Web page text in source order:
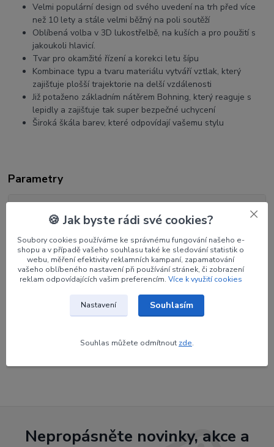
Velmi populární design od svého uvedení na trh před více
než 10 lety a stále velmi běžný na poli soutěží
Oblíbená volba v 3D lukostřelbě, na kuších a pro použití s ​​
jakoukoli hlavicí.
Tvar pro okamžité řízení a korekci letu šípu
Kombinace typu a tvaru materiálu vytváří vztlak, který
zajišťuje plošší trajektorie na delší vzdálenosti
Již potaženo základním nátěrem Bohning, který reaguje s
lepidly a zajišťuje tak super bezpečné uchycení
Široká škála barev, které odpovídají vašemu stylu
Parametry
Zboží zařazeno v kategoriích
Nepropásněte novinky, akce a
🍪 Jak byste rádi své cookies?
Soubory cookies používáme ke správnému fungování našeho e-
shopu a v případě vašeho souhlasu také ke sledování statistik o
webu, měření efektivity reklamních kampaní, zapamatování
vašeho oblíbeného nastavení při používání stránek, či zobrazení
reklam odpovídajících vašim preferencím. Více k využití cookies
Nastavení Souhlasím
Souhlas můžete odmítnout zde.